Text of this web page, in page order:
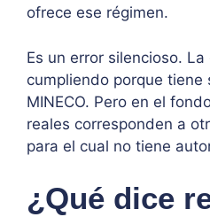
ofrece ese régimen.
Es un error silencioso.
cumpliendo porque tiene
MINECO. Pero en el
reales corresponden a
para el cual no tiene
¿Qué dice